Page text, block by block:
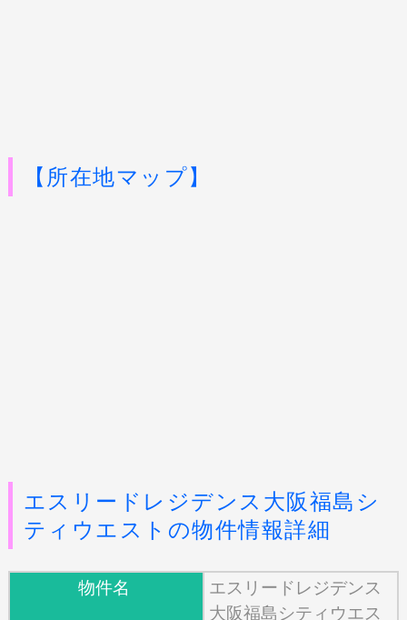
【所在地マップ】
エスリードレジデンス大阪福島シ
ティウエストの物件情報詳細
物件名
エスリードレジデンス
大阪福島シティウエス